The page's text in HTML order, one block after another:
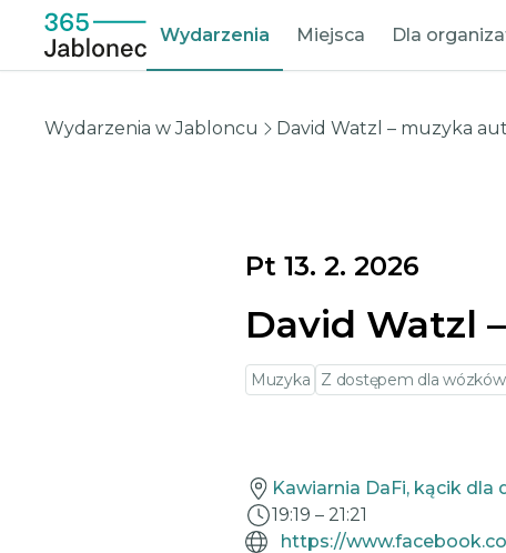
Wydarzenia Miejsca Dla
Wydarzenia w Jabloncu David Watzl – muzyka
Pt 13. 2. 2026
David Watzl
Muzyka Z dostępem dla
Kawiarnia DaFi, kącik dla
19:19 – 21:21